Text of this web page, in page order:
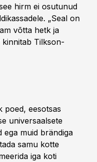
hirm ei osutunud
„Seal on
võtta hetk ja
kinnitab Tilkson-
poed, eesotsas
universaalsete
ega muid brändiga
samu kotte
iga koti